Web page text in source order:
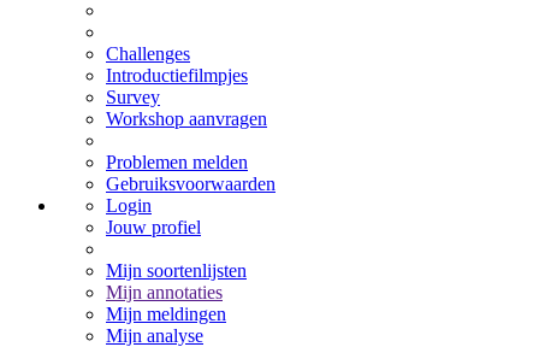
Challenges
Introductiefilmpjes
Survey
Workshop aanvragen
Problemen melden
Gebruiksvoorwaarden
Login
Jouw profiel
Mijn soortenlijsten
Mijn annotaties
Mijn meldingen
Mijn analyse